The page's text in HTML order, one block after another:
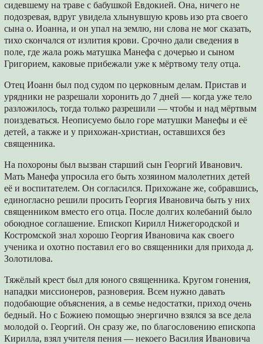
сидевшему на траве с бабушкой Евдокией. Она, ничего не
подозревая, вдруг увидела хлынувшую кровь изо рта своего
сына о. Иоанна, и он упал на землю, ни слова не мог сказать,
тихо скончался от излития крови. Срочно дали сведения в
поле, где жала рожь матушка Манефа с дочерью и сыном
Григорием, каковые прибежали уже к мёртвому телу отца.
Отец Иоанн был под судом по церковным делам. Пристав и
урядники не разрешали хоронить до 7 дней — когда уже тело
разложилось, тогда только разрешили — чтобы и над мёртвым
поиздеваться. Неописуемо было горе матушки Манефы и её
детей, а также и у прихожан-христиан, оставшихся без
священника.
На похороны был вызван старший сын Георгий Иванович.
Мать Манефа упросила его быть хозяином малолетних детей
её и воспитателем. Он согласился. Прихожане же, собравшись,
единогласно решили просить Георгия Ивановича быть у них
священником вместо его отца. После долгих колебаний было
обоюдное соглашение. Епископ Кирилл Нижегородской и
Костромской знал хорошо Георгия Ивановича как своего
ученика и охотно поставил его во священники для прихода д.
Золотилова.
Тяжёлый крест был для юного священника. Кругом гонения,
нападки миссионеров, разноверия. Всем нужно давать
подобающие объяснения, а в семье недостатки, приход очень
бедный. Но с Божиею помощью энергично взялся за все дела
молодой о. Георгий. Он сразу же, по благословению епископа
Кирилла, взял учителя пения — некоего Василия Ивановича